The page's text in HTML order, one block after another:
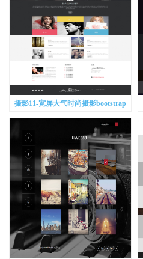
摄影11-宽屏大气时尚摄影bootstrap